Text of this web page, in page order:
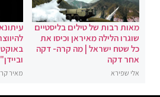
מאות רבות של טילים בליסטיים
שוגרו הלילה מאיראן וכיסו את
כל שטח ישראל | מה קרה- דקה
אחר דקה
אלי שפירא
וביידן"
מאיר